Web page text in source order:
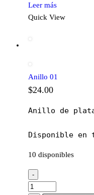
Leer más
Quick View
Anillo 01
$24.00
Anillo de plata
Disponible
10 disponibles
-
Anillo